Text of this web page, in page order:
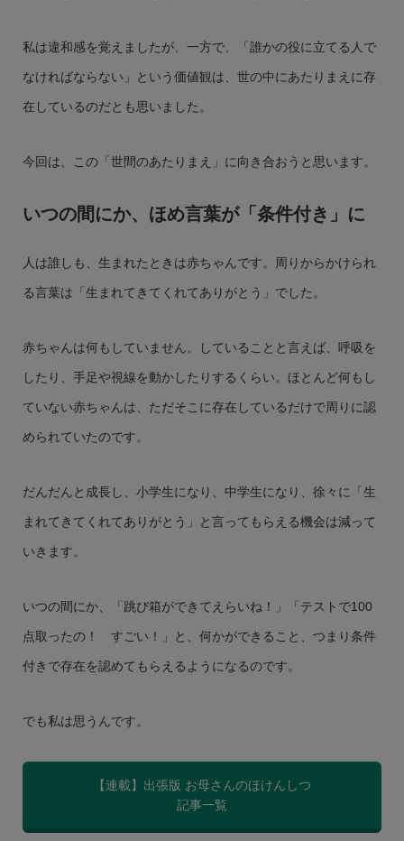
私は違和感を覚えましたが、一方で、「誰かの役に立てる人で
なければならない」という価値観は、世の中にあたりまえに存
在しているのだとも思いました。
今回は、この「世間のあたりまえ」に向き合おうと思います。
いつの間にか、ほめ言葉が「条件付き」に
人は誰しも、生まれたときは赤ちゃんです。周りからかけられ
る言葉は「生まれてきてくれてありがとう」でした。
赤ちゃんは何もしていません。していることと言えば、呼吸を
したり、手足や視線を動かしたりするくらい。ほとんど何もし
ていない赤ちゃんは、ただそこに存在しているだけで周りに認
められていたのです。
だんだんと成長し、小学生になり、中学生になり、徐々に「生
まれてきてくれてありがとう」と言ってもらえる機会は減って
いきます。
いつの間にか、「跳び箱ができてえらいね！」「テストで100
点取ったの！ すごい！」と、何かができること、つまり条件
付きで存在を認めてもらえるようになるのです。
でも私は思うんです。
【連載】出張版 お母さんのほけんしつ
記事一覧